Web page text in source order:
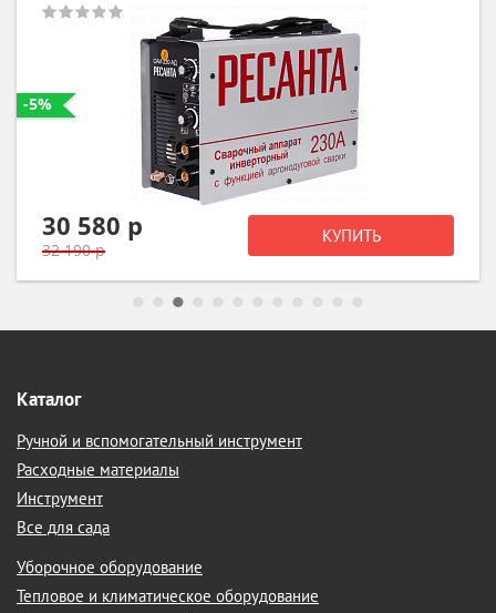
-5%
30 580 р
32 190 р
КУПИТЬ
Каталог
Ручной и вспомогательный инструмент
Расходные материалы
Инструмент
Все для сада
Уборочное оборудование
Тепловое и климатическое оборудование